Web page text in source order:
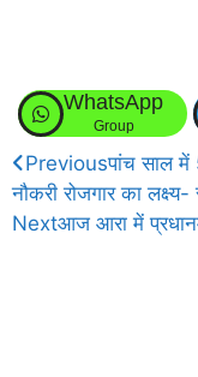
WhatsApp
Group
Previousपांच साल में
नौकरी रोजगार का लक्ष्य-
Nextआज आरा में